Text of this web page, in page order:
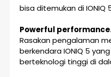
bisa ditemukan di IONIQ
Powerful
Rasakan pengalaman
berkendara IONIQ 5
berteknologi tinggi di